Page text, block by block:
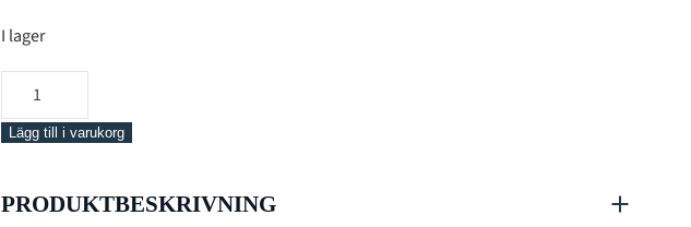
I lager
Scubapro
K5
Lägg till i varukorg
PRODUKTBESKRIVNING